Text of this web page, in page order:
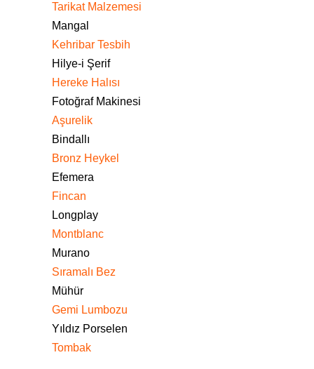
Tarikat Malzemesi
Mangal
Kehribar Tesbih
Hilye-i Şerif
Hereke Halısı
Fotoğraf Makinesi
Aşurelik
Bindallı
Bronz Heykel
Efemera
Fincan
Longplay
Montblanc
Murano
Sıramalı Bez
Mühür
Gemi Lumbozu
Yıldız Porselen
Tombak